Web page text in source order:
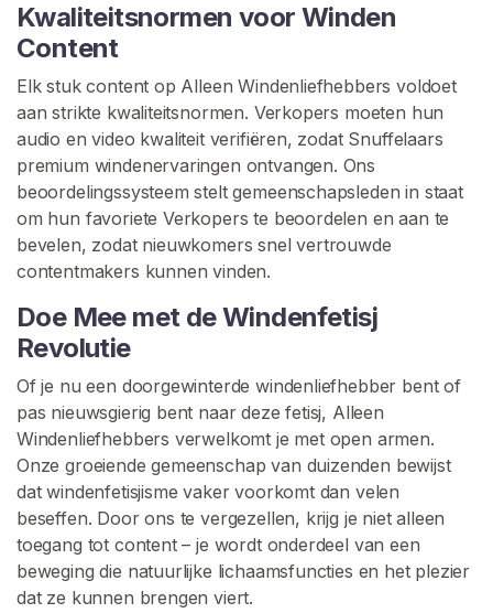
Kwaliteitsnormen voor Winden
Content
Elk stuk content op Alleen Windenliefhebbers voldoet
aan strikte kwaliteitsnormen. Verkopers moeten hun
audio en video kwaliteit verifiëren, zodat Snuffelaars
premium windenervaringen ontvangen. Ons
beoordelingssysteem stelt gemeenschapsleden in staat
om hun favoriete Verkopers te beoordelen en aan te
bevelen, zodat nieuwkomers snel vertrouwde
contentmakers kunnen vinden.
Doe Mee met de Windenfetisj
Revolutie
Of je nu een doorgewinterde windenliefhebber bent of
pas nieuwsgierig bent naar deze fetisj, Alleen
Windenliefhebbers verwelkomt je met open armen.
Onze groeiende gemeenschap van duizenden bewijst
dat windenfetisjisme vaker voorkomt dan velen
beseffen. Door ons te vergezellen, krijg je niet alleen
toegang tot content – je wordt onderdeel van een
beweging die natuurlijke lichaamsfuncties en het plezier
dat ze kunnen brengen viert.
Z
O
E
E
N
C
o
n
t
a
c
t
/
O
n
d
e
r
s